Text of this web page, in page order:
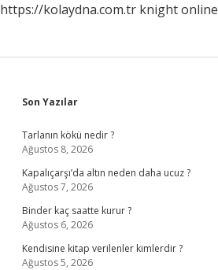
https://kolaydna.com.tr knight online
Sidebar
Son Yazılar
Tarlanın kökü nedir ?
Ağustos 8, 2026
Kapalıçarşı’da altın neden daha ucuz ?
Ağustos 7, 2026
Binder kaç saatte kurur ?
Ağustos 6, 2026
Kendisine kitap verilenler kimlerdir ?
Ağustos 5, 2026